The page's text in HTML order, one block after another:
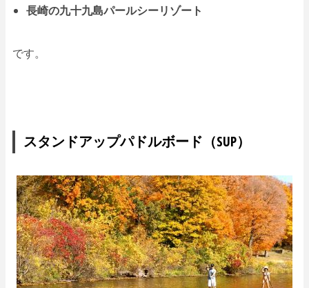
長崎の九十九島パールシーリゾート
です。
スタンドアップパドルボード（SUP）